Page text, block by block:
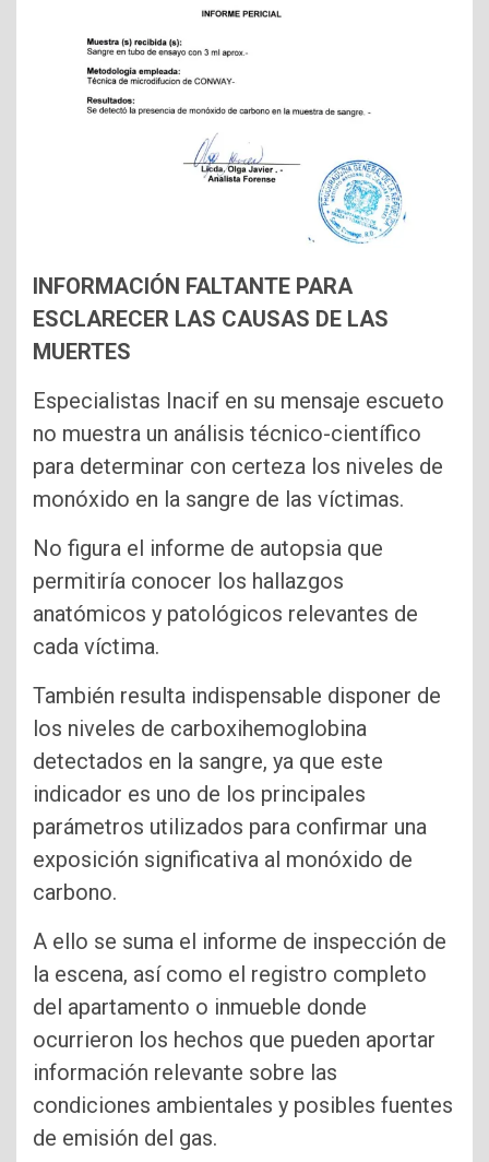
INFORMACIÓN FALTANTE PARA
ESCLARECER LAS CAUSAS DE LAS
MUERTES
Especialistas Inacif en su mensaje escueto
no muestra un análisis técnico-científico
para determinar con certeza los niveles de
monóxido en la sangre de las víctimas.
No figura el informe de autopsia que
permitiría conocer los hallazgos
anatómicos y patológicos relevantes de
cada víctima.
También resulta indispensable disponer de
los niveles de carboxihemoglobina
detectados en la sangre, ya que este
indicador es uno de los principales
parámetros utilizados para confirmar una
exposición significativa al monóxido de
carbono.
A ello se suma el informe de inspección de
la escena, así como el registro completo
del apartamento o inmueble donde
ocurrieron los hechos que pueden aportar
información relevante sobre las
condiciones ambientales y posibles fuentes
de emisión del gas.